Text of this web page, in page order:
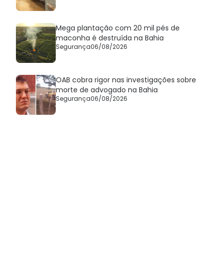
Mega plantação com 20 mil pés de
maconha é destruída na Bahia
Segurança06/08/2026
OAB cobra rigor nas investigações sobre
morte de advogado na Bahia
Segurança06/08/2026